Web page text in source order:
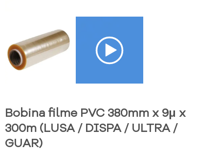
Bobina filme PVC 380mm x 9μ x
300m (LUSA / DISPA / ULTRA /
GUAR)